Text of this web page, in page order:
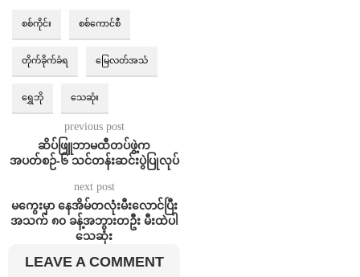
စစ်ကိုင်း စစ်ကောင်စီ
တိုက်ခိုက်ခံရ မြေလတ်အသံ
ရွှေဘို သေဆုံး
previous post
ဆိပ်ဖြူဘာမထီတပ်ဖွဲ့က
အပတ်စဉ်-၆ သင်တန်းဆင်းပွဲပြုလုပ်
next post
မကွေးမှာ နေအိမ်တလုံးမီးလောင်ပြီး
အသက် ၈၀ ခန့်အဘွားတဦး မီးထဲပါ
သေဆုံး
LEAVE A COMMENT